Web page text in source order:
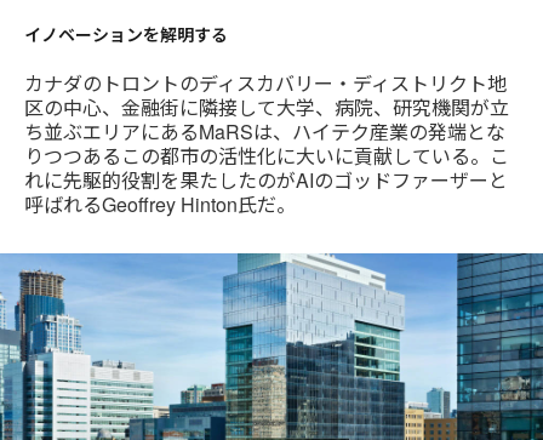
イノベーションを解明する
カナダのトロントのディスカバリー・ディストリクト地
区の中心、金融街に隣接して大学、病院、研究機関が立
ち並ぶエリアにあるMaRSは、ハイテク産業の発端とな
りつつあるこの都市の活性化に大いに貢献している。こ
れに先駆的役割を果たしたのがAIのゴッドファーザーと
呼ばれるGeoffrey Hinton氏だ。